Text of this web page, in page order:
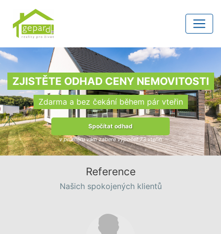
ZJISTĚTE ODHAD CENY NEMOVITOSTI
Zdarma a bez čekání během pár vteřin
Spočítat odhad
v průměru vám zabere výpočet 73 vteřin
Reference
Našich spokojených klientů